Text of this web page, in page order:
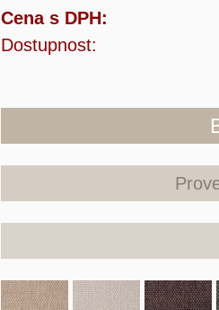
Cena s DPH:
Dostupnost: